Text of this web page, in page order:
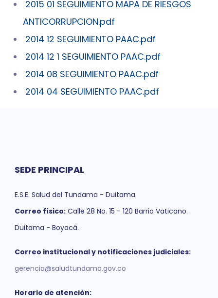
2015 01 SEGUIMIENTO MAPA DE RIESGOS
ANTICORRUPCION.pdf
2014 12 SEGUIMIENTO PAAC.pdf
2014 12 1 SEGUIMIENTO PAAC.pdf
2014 08 SEGUIMIENTO PAAC.pdf
2014 04 SEGUIMIENTO PAAC.pdf
SEDE PRINCIPAL
E.S.E. Salud del Tundama - Duitama
Correo físico: Calle 28 No. 15 - 120 Barrio Vaticano.
Duitama - Boyacá.
Correo institucional y notificaciones judiciales:
gerencia@saludtundama.gov.co
Horario de atención: